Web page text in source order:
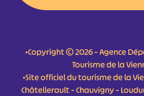
•Copyright © 2026 – Agence
Tourisme de la
•Site officiel du tourisme de la
Châtellerault – Chauvigny –